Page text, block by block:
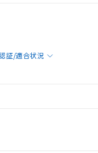
証/適合状況